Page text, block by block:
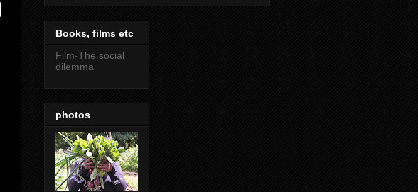
Books, films etc
Film-The social
dilemma
photos